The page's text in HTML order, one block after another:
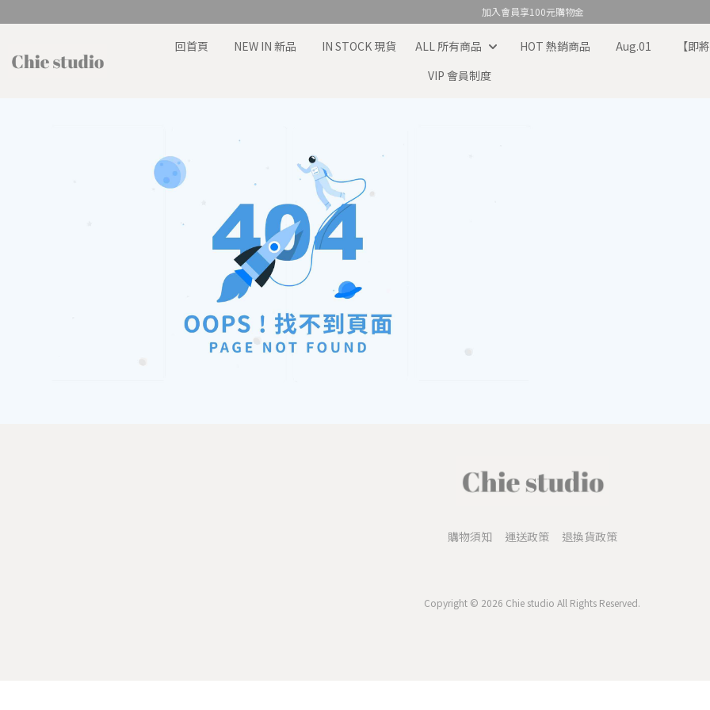
加入會員享100元購物金
回首頁 NEW IN 新品 IN STOCK 現貨 ALL 所有商品 HOT 熱銷商品 Aug.01
【即
VIP 會員制度
購物須知 運送政策 退換貨政策
Copyright © 2026 Chie studio All Rights Reserved.